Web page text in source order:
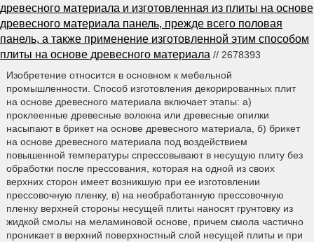
древесного материала и изготовленная из плиты на основе
древесного материала панель, прежде всего половая
панель, а также применение изготовленной этим способом
плиты на основе древесного материала // 2678393
Изобретение относится в основном к мебельной
промышленности. Способ изготовления декорированных плит
на основе древесного материала включает этапы: а)
проклеенные древесные волокна или древесные опилки
насыпают в брикет на основе древесного материала, б) брикет
на основе древесного материала под воздействием
повышенной температуры спрессовывают в несущую плиту без
обработки после прессования, которая на одной из своих
верхних сторон имеет возникшую при ее изготовлении
прессовочную пленку, в) на необработанную прессовочную
пленку верхней стороны несущей плиты наносят грунтовку из
жидкой смолы на меламиновой основе, причем смола частично
проникает в верхний поверхностный слой несущей плиты и при